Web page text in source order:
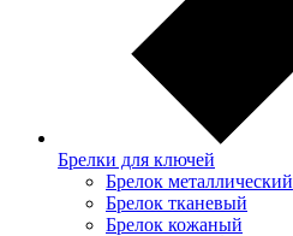
Брелки для ключей
Брелок металлический
Брелок тканевый
Брелок кожаный